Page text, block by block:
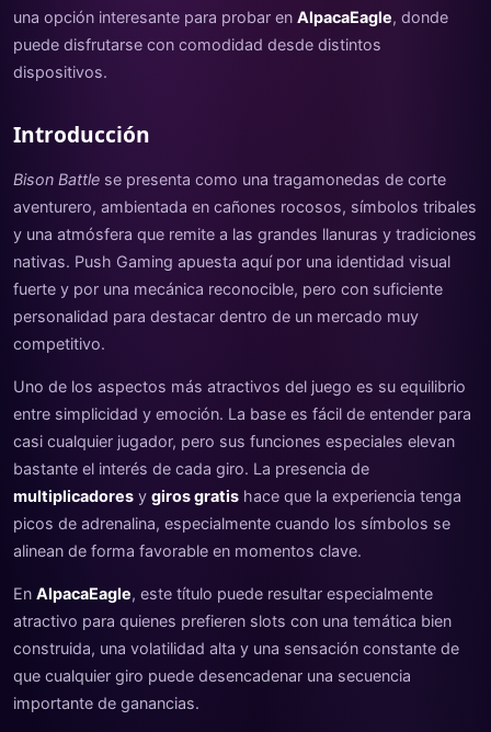
una opción interesante para probar en AlpacaEagle, donde
puede disfrutarse con comodidad desde distintos
dispositivos.
Introducción
Bison Battle se presenta como una tragamonedas de corte
aventurero, ambientada en cañones rocosos, símbolos tribales
y una atmósfera que remite a las grandes llanuras y tradiciones
nativas. Push Gaming apuesta aquí por una identidad visual
fuerte y por una mecánica reconocible, pero con suficiente
personalidad para destacar dentro de un mercado muy
competitivo.
Uno de los aspectos más atractivos del juego es su equilibrio
entre simplicidad y emoción. La base es fácil de entender para
casi cualquier jugador, pero sus funciones especiales elevan
bastante el interés de cada giro. La presencia de
multiplicadores y giros gratis hace que la experiencia tenga
picos de adrenalina, especialmente cuando los símbolos se
alinean de forma favorable en momentos clave.
En AlpacaEagle, este título puede resultar especialmente
atractivo para quienes prefieren slots con una temática bien
construida, una volatilidad alta y una sensación constante de
que cualquier giro puede desencadenar una secuencia
importante de ganancias.